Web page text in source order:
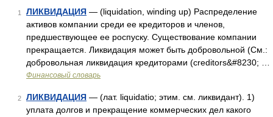
1 ЛИКВИДАЦИЯ — (liquidation, winding up) Распределение
активов компании среди ее кредиторов и членов,
предшествующее ее роспуску. Существование компании
прекращается. Ликвидация может быть добровольной (См.:
добровольная ликвидация кредиторами (creditors&#8230; …
Финансовый словарь
2 ЛИКВИДАЦИЯ — (лат. liquidatio; этим. см. ликвидант). 1)
уплата долгов и прекращение коммерческих дел какого